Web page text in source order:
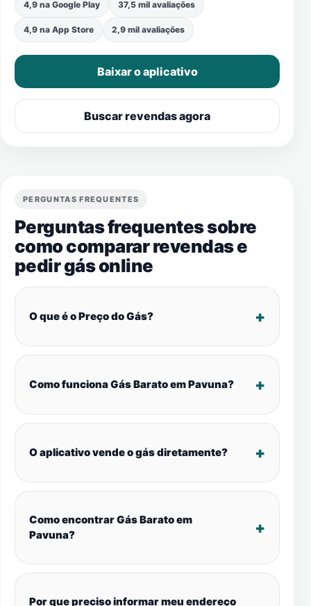
4,9 na Google Play 37,5 mil avaliações
4,9 na App Store 2,9 mil avaliações
Baixar o aplicativo
Buscar revendas agora
PERGUNTAS FREQUENTES
Perguntas frequentes sobre
como comparar revendas e
pedir gás online
O que é o Preço do Gás?
Como funciona Gás Barato em Pavuna?
O aplicativo vende o gás diretamente?
Como encontrar Gás Barato em
Pavuna?
Por que preciso informar meu endereço